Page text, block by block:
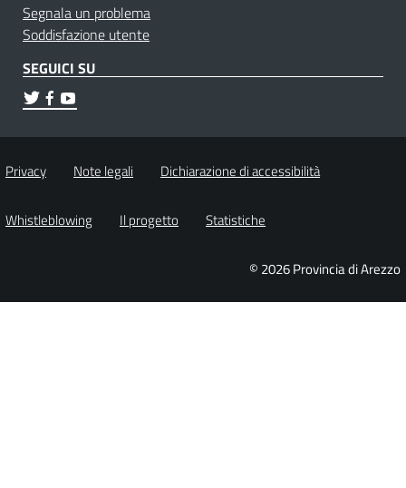
Segnala un problema
Soddisfazione utente
SEGUICI SU
Privacy Note legali Dichiarazione di accessibilità
Whistleblowing Il progetto Statistiche
© 2026 Provincia di Arezzo